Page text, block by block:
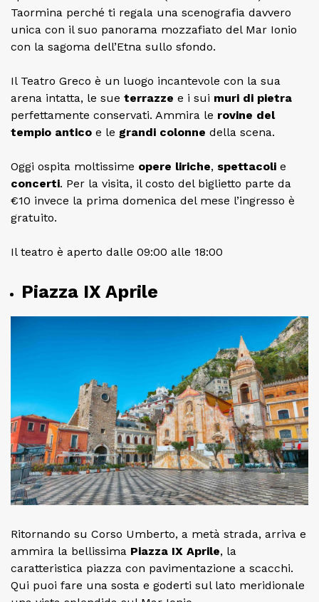
Taormina perché ti regala una scenografia davvero
unica con il suo panorama mozzafiato del Mar Ionio
con la sagoma dell’Etna sullo sfondo.
Il Teatro Greco è un luogo incantevole con la sua
arena intatta, le sue terrazze e i sui muri di pietra
perfettamente conservati. Ammira le rovine del
tempio antico e le grandi colonne della scena.
Oggi ospita moltissime opere liriche, spettacoli e
concerti. Per la visita, il costo del biglietto parte da
€10 invece la prima domenica del mese l’ingresso è
gratuito.
Il teatro è aperto dalle 09:00 alle 18:00
Piazza IX Aprile
Ritornando su Corso Umberto, a metà strada, arriva e
ammira la bellissima Piazza IX Aprile, la
caratteristica piazza con pavimentazione a scacchi.
Qui puoi fare una sosta e goderti sul lato meridionale